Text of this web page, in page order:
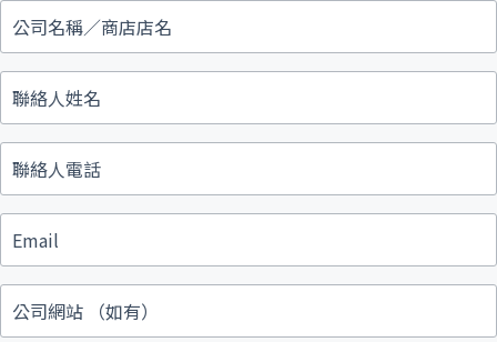
公
司
名
商
店
店
名
聯
絡
人
聯
絡
人
Email
公
司
網